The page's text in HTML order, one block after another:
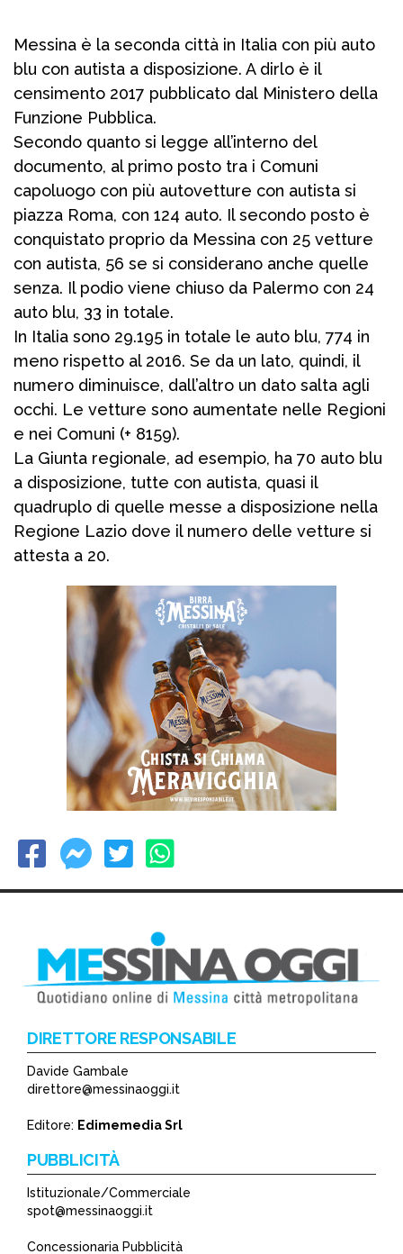
Messina è la seconda città in Italia con più auto
blu con autista a disposizione. A dirlo è il
censimento 2017 pubblicato dal Ministero della
Funzione Pubblica.
Secondo quanto si legge all’interno del
documento, al primo posto tra i Comuni
capoluogo con più autovetture con autista si
piazza Roma, con 124 auto. Il secondo posto è
conquistato proprio da Messina con 25 vetture
con autista, 56 se si considerano anche quelle
senza. Il podio viene chiuso da Palermo con 24
auto blu, 33 in totale.
In Italia sono 29.195 in totale le auto blu, 774 in
meno rispetto al 2016. Se da un lato, quindi, il
numero diminuisce, dall’altro un dato salta agli
occhi. Le vetture sono aumentate nelle Regioni
e nei Comuni (+ 8159).
La Giunta regionale, ad esempio, ha 70 auto blu
a disposizione, tutte con autista, quasi il
quadruplo di quelle messe a disposizione nella
Regione Lazio dove il numero delle vetture si
attesta a 20.
DIRETTORE RESPONSABILE
Davide Gambale
direttore@messinaoggi.it
Editore: Edimemedia Srl
PUBBLICITÀ
Istituzionale/Commerciale
spot@messinaoggi.it
Concessionaria Pubblicità